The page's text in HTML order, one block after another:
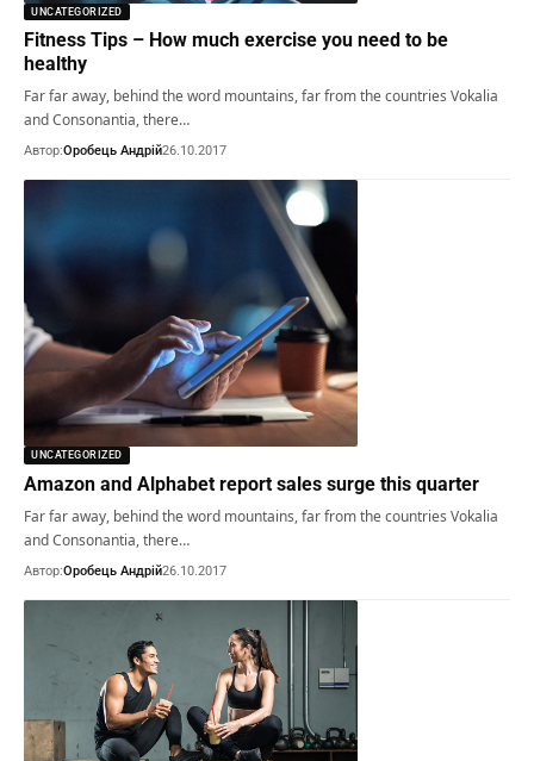
UNCATEGORIZED
Fitness Tips – How much exercise you need to be
healthy
Far far away, behind the word mountains, far from the countries Vokalia
and Consonantia, there…
Автор:Оробець Андрій26.10.2017
UNCATEGORIZED
Amazon and Alphabet report sales surge this quarter
Far far away, behind the word mountains, far from the countries Vokalia
and Consonantia, there…
Автор:Оробець Андрій26.10.2017